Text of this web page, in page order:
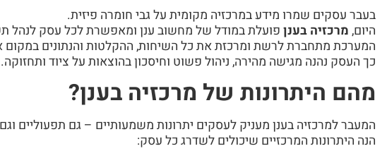
בעבר עסקים שמרו מידע במרכזיה מקומית על גבי חומרה פיזית.
היום, מרכזיה בענן פועלת במודל של מחשוב ענן ומאפשרת לכל עסק לנהל
המערכת מתחברת לרשת ומרכזת את כל השיחות, ההקלטות והנתונים במקום
כך העסק נהנה מגישה מהירה, ניהול פשוט וחיסכון בהוצאות על ציוד ותחזוקה.
מהם היתרונות של מרכזיה בענן?
המעבר למרכזיה בענן מעניק לעסקים יתרונות משמעותיים – גם תפעוליים
הנה היתרונות המרכזיים שיכולים לשדרג כל עסק: